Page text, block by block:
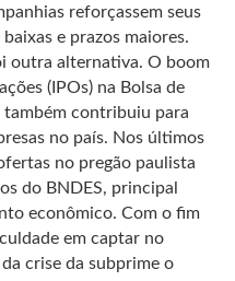
reforçassem seus
e prazos maiores.
outra alternativa. O boom
(IPOs) na Bolsa de
também contribuiu para
no país. Nos últimos
no pregão paulista
do BNDES, principal
econômico. Com o fim
em captar no
crise da subprime o